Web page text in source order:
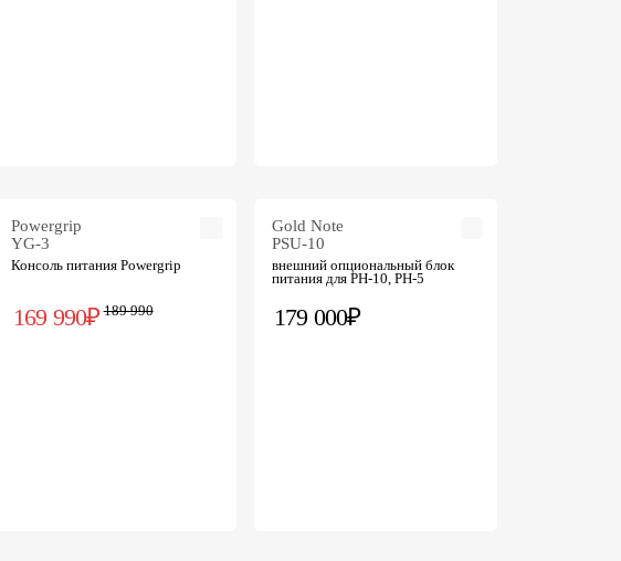
Powergrip
YG-3
Консоль питания Powergrip
169 990₽ 189 990
Gold Note
PSU-10
внешний опциональный блок
питания для PH-10, PH-5
179 000₽